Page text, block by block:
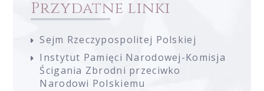
Przydatne linki
Sejm Rzeczypospolitej Polskiej
Instytut Pamięci Narodowej-Komisja
Ścigania Zbrodni przeciwko
Narodowi Polskiemu